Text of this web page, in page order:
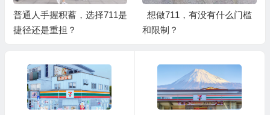
普通人手握积蓄，选择711是
捷径还是重担？
想做711，有没有什么门槛
和限制？